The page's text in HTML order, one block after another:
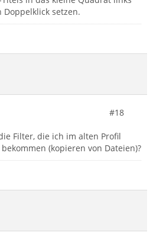
setzen.
#18
Filter, die ich im alten Profil
(kopieren von Dateien)?